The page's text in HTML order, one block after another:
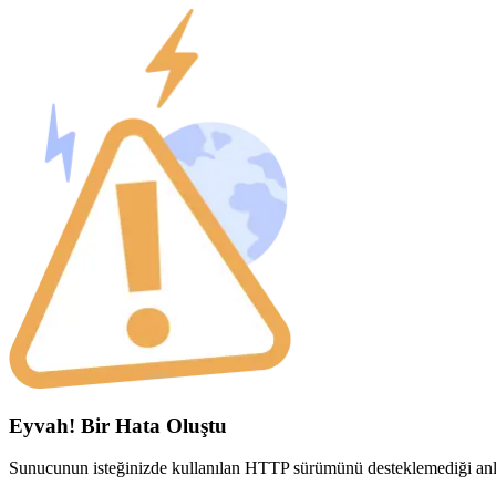
Eyvah! Bir Hata Oluştu
Sunucunun isteğinizde kullanılan HTTP sürümünü desteklemediği